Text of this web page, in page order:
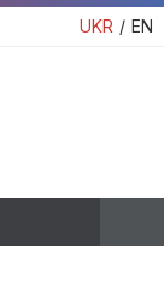
UKR EN